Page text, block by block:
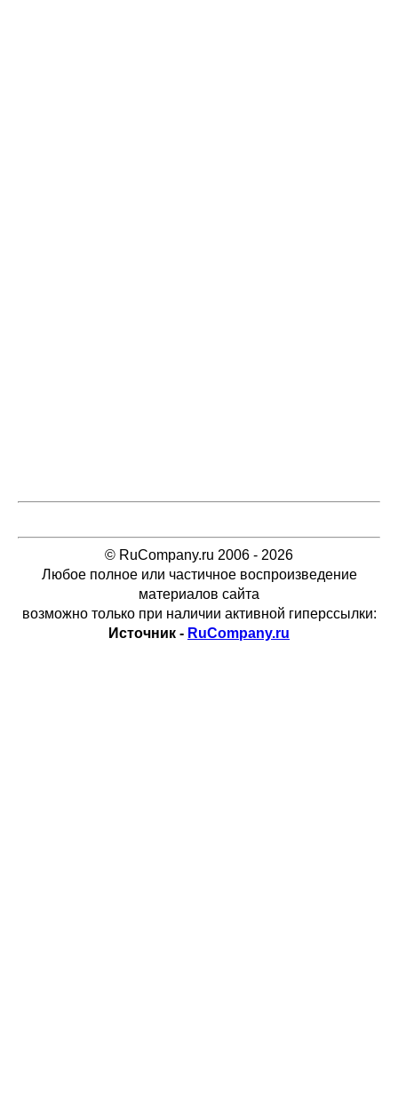
© RuCompany.ru 2006 - 2026
Любое полное или частичное воспроизведение
материалов сайта
возможно только при наличии активной гиперссылки:
Источник - RuCompany.ru